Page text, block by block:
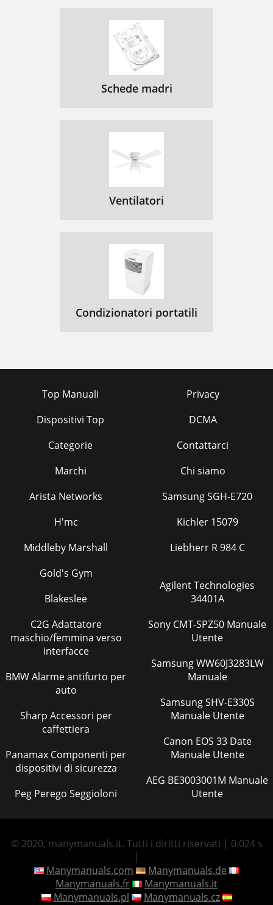
Schede madri
Ventilatori
Condizionatori portatili
Top Manuali
Dispositivi Top
Categorie
Marchi
Privacy
DCMA
Contattarci
Chi siamo
Arista Networks
H'mc
Middleby Marshall
Gold's Gym
Blakeslee
C2G Adattatore
maschio/femmina verso
interfacce
BMW Alarme antifurto per
auto
Sharp Accessori per
caffettiera
Panamax Componenti per
dispositivi di sicurezza
Peg Perego Seggioloni
Samsung SGH-E720
Kichler 15079
Liebherr R 984 C
Agilent Technologies
34401A
Sony CMT-SPZ50 Manuale
Utente
Samsung WW60J3283LW
Manuale
Samsung SHV-E330S
Manuale Utente
Canon EOS 33 Date
Manuale Utente
AEG BE3003001M Manuale
Utente
© 2020, manymanuals.it. Tutti i diritti riservati | 0.024 s
|
Manymanuals.com
Manymanuals.de
Manymanuals.fr
Manymanuals.it
Manymanuals.pl
Manymanuals.cz